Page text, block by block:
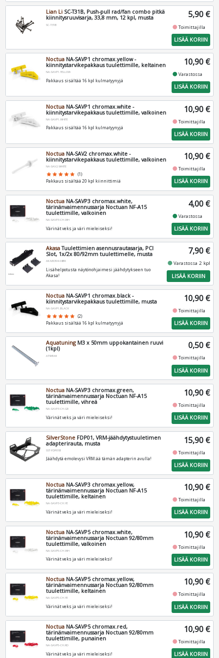
Lian Li SC-T31B, Push-pull rad/fan combo pitkä
kiinnitysruuvisarja, 33,8 mm, 12 kpl, musta
SC-T31B
5,90 €
fiber_manual_recordToimittajilla
LISÄÄ KORIIN
Noctua NA-SAVP1 chromax.yellow -
kiinnitystarvikepakkaus tuulettimille, keltainen
NA-SAVP1.YELLOW
Pakkaus sisältää 16 kpl kulmatyynyjä
10,90 €
fiber_manual_recordVarastossa
LISÄÄ KORIIN
Noctua NA-SAVP1 chromax.white -
kiinnitystarvikepakkaus tuulettimille, valkoinen
NA-SAVP1.WHITE
Pakkaus sisältää 16 kpl kulmatyynyjä
10,90 €
fiber_manual_recordToimittajilla
LISÄÄ KORIIN
Noctua NA-SAV2 chromax.white -
kiinnitystarvikepakkaus tuulettimille, valkoinen
NA-SAV2.WHITE
star star star star star (1)
Pakkaus sisältää 20 kpl kiinnittimiä
10,90 €
fiber_manual_recordToimittajilla
LISÄÄ KORIIN
Noctua NA-SAVP3 chromax.white,
tärinänvaimennussarja Noctuan NF-A15
tuulettimille, valkoinen
NA-SAVP3-CH.WH
Värinät veks ja väri mieleiseksi!
4,00 €
fiber_manual_recordVarastossa
LISÄÄ KORIIN
AkasaTuulettimien asennusrautasarja, PCI
Slot, 1x/2x 80/92mm tuulettimelle, musta
AK-MX304-08BK
Lisähelpotusta näytönohjaimesi jäähdytykseen tuo
Akasa!
7,90 €
fiber_manual_recordVarastossa 2 kpl
LISÄÄ KORIIN
Noctua NA-SAVP1 chromax.black -
kiinnitystarvikepakkaus tuulettimille, musta
NA-SAVP1.BLACK
star star star star star (2)
Pakkaus sisältää 16 kpl kulmatyynyjä
10,90 €
fiber_manual_recordToimittajilla
LISÄÄ KORIIN
AquatuningM3 x 50mm uppokantainen ruuvi
(1kpl)
AT94544
0,50 €
fiber_manual_recordToimittajilla
LISÄÄ KORIIN
Noctua NA-SAVP3 chromax.green,
tärinänvaimennussarja Noctuan NF-A15
tuulettimille, vihreä
NA-SAVP3-CH.GR
Värinät veks ja väri mieleiseksi!
10,90 €
fiber_manual_recordToimittajilla
LISÄÄ KORIIN
SilverStone FDP01, VRM-jäähdytystuuletimen
adapterirauta, musta
SST-FDP01B
Jäähdytä emolevysi VRM:ää tämän adapterin avulla!
15,90 €
fiber_manual_recordToimittajilla
LISÄÄ KORIIN
Noctua NA-SAVP3 chromax.yellow,
tärinänvaimennussarja Noctuan NF-A15
tuulettimille, keltainen
NA-SAVP3-CH.YE
Värinät veks ja väri mieleiseksi!
10,90 €
fiber_manual_recordToimittajilla
LISÄÄ KORIIN
Noctua NA-SAVP5 chromax.white,
tärinänvaimennussarja Noctuan 92/80mm
tuulettimille, valkoinen
NA-SAVP5-CH.WH
Värinät veks ja väri mieleiseksi!
10,90 €
fiber_manual_recordToimittajilla
LISÄÄ KORIIN
Noctua NA-SAVP5 chromax.yellow,
tärinänvaimennussarja Noctuan 92/80mm
tuulettimille, keltainen
NA-SAVP5-CH.YE
Värinät veks ja väri mieleiseksi!
10,90 €
fiber_manual_recordToimittajilla
LISÄÄ KORIIN
Noctua NA-SAVP5 chromax.red,
tärinänvaimennussarja Noctuan 92/80mm
tuulettimille, punainen
NA-SAVP5-CH.RD
Värinät veks ja väri mieleiseksi!
10,90 €
fiber_manual_recordToimittajilla
LISÄÄ KORIIN